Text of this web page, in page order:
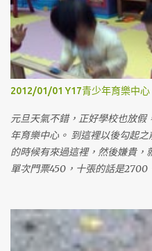
2012/01/01 Y17青少年育樂中心
元旦天氣不錯，正好學校也放假
年育樂中心。 到這裡以後勾起
的時候有來過這裡，然後嫌貴，
單次門票450，十張的話是
時候，老婆可以帶兩個小鬼來
可以帶她女兒來玩玩。 裡面的